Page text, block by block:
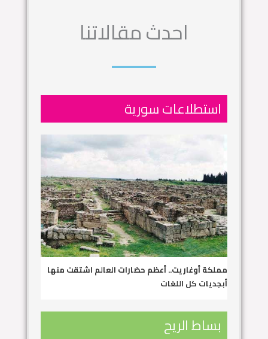
احدث مقالاتنا
استطلاعات سورية
مملكة أوغاريت.. أعظم حضارات العالم اشتقت منها
أبجديات كل اللغات
بساط الريح